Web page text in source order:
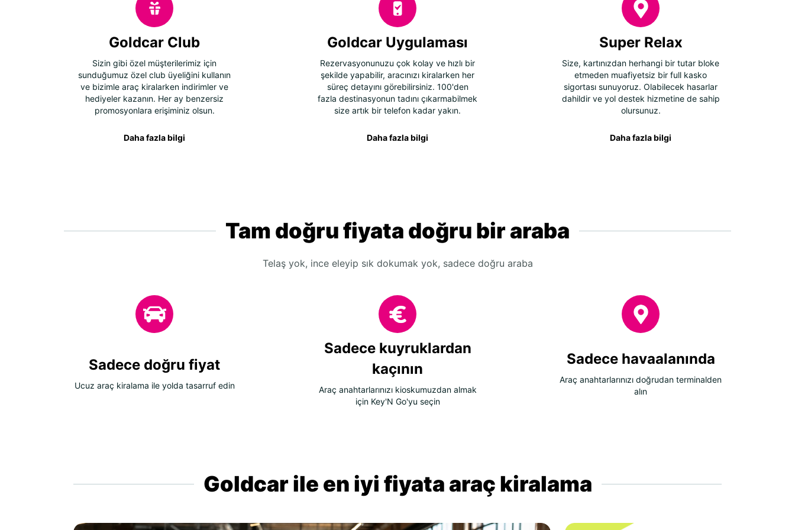
Goldcar Club
Sizin gibi özel müşterilerimiz için
sunduğumuz özel club üyeliğini kullanın
ve bizimle araç kiralarken indirimler ve
hediyeler kazanın. Her ay benzersiz
promosyonlara erişiminiz olsun.
Daha fazla bilgi
Goldcar Uygulaması
Rezervasyonunuzu çok kolay ve hızlı bir
şekilde yapabilir, aracınızı kiralarken her
süreç detayını görebilirsiniz. 100'den
fazla destinasyonun tadını çıkarmabilmek
size artık bir telefon kadar yakın.
Daha fazla bilgi
Super Relax
Size, kartınızdan herhangi bir tutar bloke
etmeden muafiyetsiz bir full kasko
sigortası sunuyoruz. Olabilecek hasarlar
dahildir ve yol destek hizmetine de sahip
olursunuz.
Daha fazla bilgi
Tam doğru fiyata doğru bir araba
Telaş yok, ince eleyip sık dokumak yok, sadece doğru araba
Sadece doğru fiyat
Ucuz araç kiralama ile yolda tasarruf edin
Sadece kuyruklardan
kaçının
Araç anahtarlarınızı kioskumuzdan almak
için Key'N Go'yu seçin
Sadece havaalanında
Araç anahtarlarınızı doğrudan terminalden
alın
Goldcar ile en iyi fiyata araç kiralama